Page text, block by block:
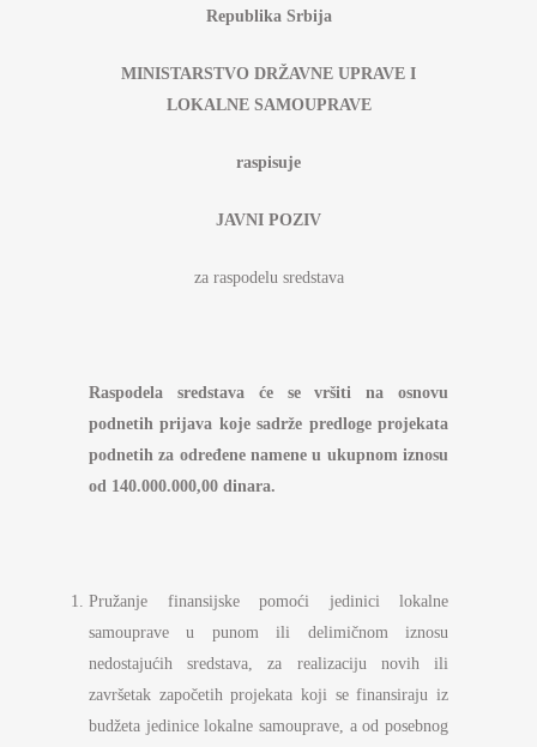
Republika Srbija
MINISTARSTVO DRŽAVNE UPRAVE I
LOKALNE SAMOUPRAVE
raspisuje
JAVNI POZIV
za raspodelu sredstava
Raspodela sredstava će se vršitina osnovu
podnetih prijava koje sadrže predloge projekata
podnetih za određene namene u ukupnom iznosu
od 140.000.000,00 dinara.
Pružanje finansijske pomoći jedinici lokalne
samouprave u punom ili delimičnom iznosu
nedostajućih sredstava, za realizaciju novih ili
završetak započetih projekata koji se finansiraju iz
budžeta jedinice lokalne samouprave, a od posebnog